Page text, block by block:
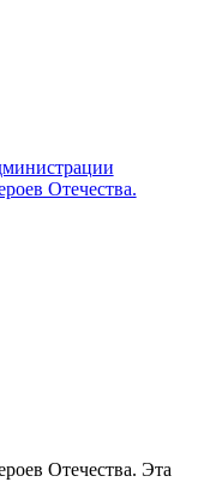
Отечества.
Отечества. Эта